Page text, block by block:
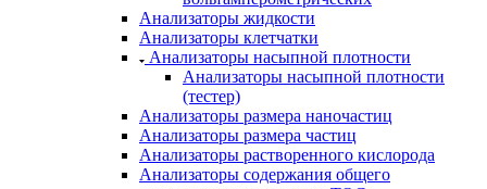
Анализаторы жидкости
Анализаторы клетчатки
Анализаторы насыпной плотности
Анализаторы насыпной плотности
(тестер)
Анализаторы размера наночастиц
Анализаторы размера частиц
Анализаторы растворенного кислорода
Анализаторы содержания общего